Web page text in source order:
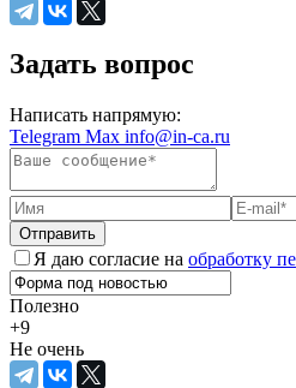
Задать вопрос
Написать напрямую:
Telegram Max info@in-ca.ru
Отправить
Я даю согласие на обработку
Полезно
+9
Не очень